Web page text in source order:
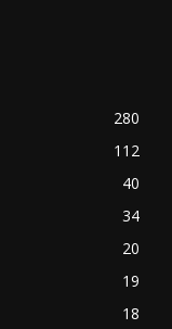
280
112
40
34
20
19
18